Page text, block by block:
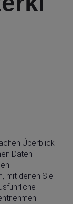
Überblick
Daten
mit denen Sie